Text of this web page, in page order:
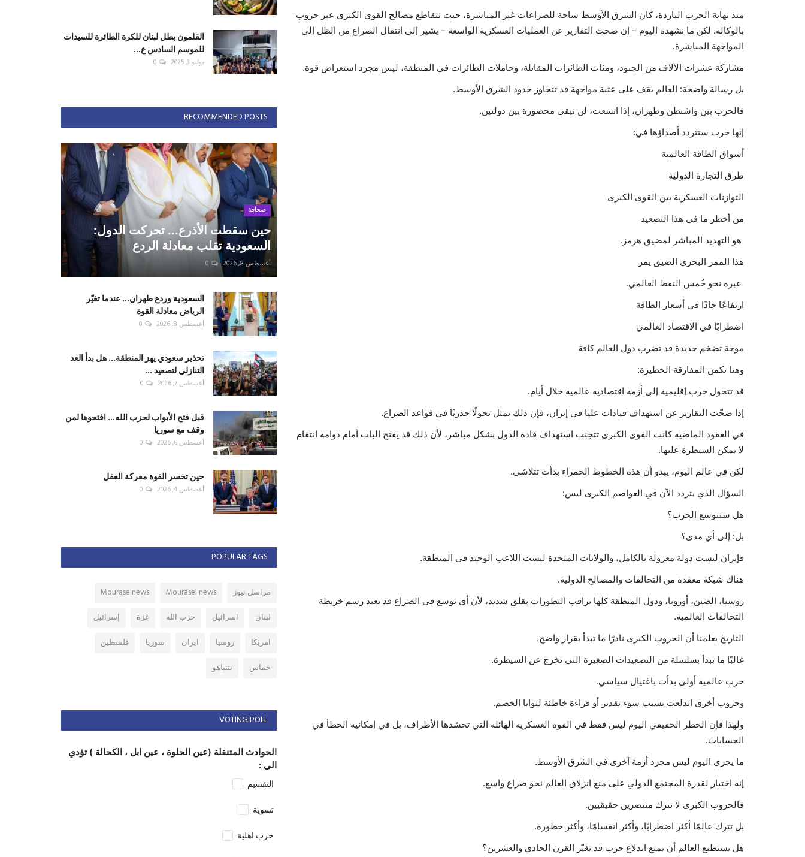
منذ نهاية الحرب الباردة، كان الشرق الأوسط ساحة للصراعات غير المباشرة، حيث تتقاطع مصالح القوى الكبرى عبر حروب
بالوكالة. لكن ما نشهده اليوم – إن صحت التقارير عن العمليات العسكرية الواسعة – يشير إلى انتقال الصراع من الظل إلى
المواجهة المباشرة.
مشاركة عشرات الآلاف من الجنود، ومئات الطائرات المقاتلة، وحاملات الطائرات في المنطقة، ليس مجرد استعراض قوة.
بل رسالة واضحة: العالم يقف على عتبة مواجهة قد تتجاوز حدود الشرق الأوسط.
فالحرب بين واشنطن وطهران، إذا اتسعت، لن تبقى محصورة بين دولتين.
إنها حرب ستتردد أصداؤها في:
أسواق الطاقة العالمية
طرق التجارة الدولية
التوازنات العسكرية بين القوى الكبرى
من أخطر ما في هذا التصعيد
هو التهديد المباشر لمضيق هرمز.
هذا الممر البحري الضيق يمر
عبره نحو خُمس النفط العالمي.
ارتفاعًا حادًا في أسعار الطاقة
اضطرابًا في الاقتصاد العالمي
موجة تضخم جديدة قد تضرب دول العالم كافة
وهنا تكمن المفارقة الخطيرة:
قد تتحول حرب إقليمية إلى أزمة اقتصادية عالمية خلال أيام.
إذا صحّت التقارير عن استهداف قيادات عليا في إيران، فإن ذلك يمثل تحولًا جذريًا في قواعد الصراع.
في العقود الماضية كانت القوى الكبرى تتجنب استهداف قادة الدول بشكل مباشر، لأن ذلك قد يفتح الباب أمام دوامة انتقام
لا يمكن السيطرة عليها.
لكن في عالم اليوم، يبدو أن هذه الخطوط الحمراء بدأت تتلاشى.
السؤال الذي يتردد الآن في العواصم الكبرى ليس:
هل ستتوسع الحرب؟
بل: إلى أي مدى؟
فإيران ليست دولة معزولة بالكامل، والولايات المتحدة ليست اللاعب الوحيد في المنطقة.
هناك شبكة معقدة من التحالفات والمصالح الدولية.
روسيا، الصين، أوروبا، ودول المنطقة كلها تراقب التطورات بقلق شديد، لأن أي توسع في الصراع قد يعيد رسم خريطة
التحالفات العالمية.
التاريخ يعلمنا أن الحروب الكبرى نادرًا ما تبدأ بقرار واضح.
غالبًا ما تبدأ بسلسلة من التصعيدات الصغيرة التي تخرج عن السيطرة.
حرب عالمية أولى بدأت باغتيال سياسي.
وحروب أخرى اندلعت بسبب سوء تقدير أو قراءة خاطئة لنوايا الخصم.
ولهذا فإن الخطر الحقيقي اليوم ليس فقط في القوة العسكرية الهائلة التي تحشدها الأطراف، بل في إمكانية الخطأ في
الحسابات.
ما يجري اليوم ليس مجرد أزمة أخرى في الشرق الأوسط.
إنه اختبار لقدرة المجتمع الدولي على منع انزلاق العالم نحو صراع واسع.
فالحروب الكبرى لا تترك منتصرين حقيقيين.
بل تترك عالمًا أكثر اضطرابًا، وأكثر انقسامًا، وأكثر خطورة.
هل يستطيع العالم أن يمنع اندلاع حرب قد تغيّر القرن الحادي والعشرين؟
القلمون بطل لبنان للكرة الطائرة للسيدات
للموسم السادس ع...
يوليو 3, 2025 0
RECOMMENDED POSTS
صحافة
حين سقطت الأذرع... تحركت الدول:
السعودية تقلب معادلة الردع
أغسطس 8, 2026 0
السعودية وردع طهران... عندما تغيّر
الرياض معادلة القوة
أغسطس 8, 2026 0
تحذير سعودي يهز المنطقة... هل بدأ العد
التنازلي لتصعيد ...
أغسطس 7, 2026 0
قبل فتح الأبواب لحزب الله... افتحوها لمن
وقف مع سوريا
أغسطس 6, 2026 0
حين تخسر القوة معركة العقل
أغسطس 4, 2026 0
POPULAR TAGS
مراسل نيوز Mourasel news
Mouraselnews
لبنان
اسرائيل حزب الله غزة
إسرائيل
امريكا
روسيا ايران سوريا
فلسطين
حماس
نتنياهو
VOTING POLL
الحوادث المتنقلة (عين الحلوة ، عين ابل ، الكحالة ) تؤدي
الى :
التقسيم
تسوية
حرب اهلية